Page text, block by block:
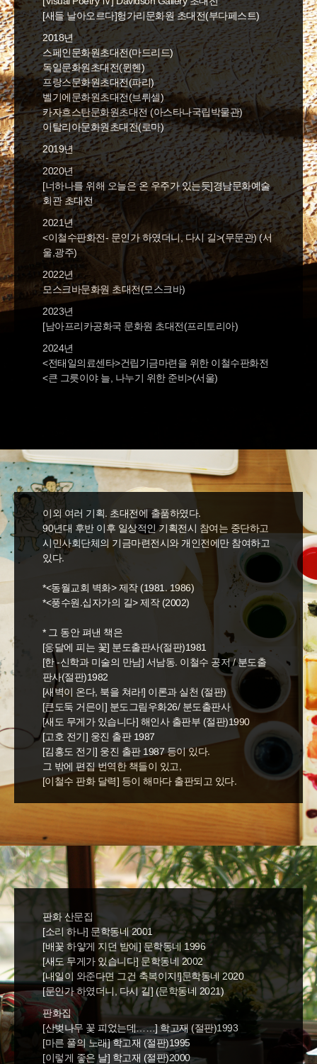
[새들 날아오르다]헝가리문화원 초대전(부다페스트)
2018년
스페인문화원초대전(마드리드)
독일문화원초대전(뮌헨)
프랑스문화원초대전(파리)
벨기에문화원초대전(브뤼셀)
카자흐스탄문화원초대전 (아스타나국립박물관)
이탈리아문화원초대전(로마)
2019년
2020년
[너하나를 위해 오늘은 온 우주가 있는듯]경남문화예술
회관 초대전
2021년
<이철수판화전- 문인가 하였더니, 다시 길>(무문관) (서
울,광주)
2022년
모스크바문화원 초대전(모스크바)
2023년
[남아프리카공화국 문화원 초대전(프리토리아)
2024년
<전태일의료센타>건립기금마련을 위한 이철수판화전
<큰 그릇이야 늘, 나누기 위한 준비>(서울)
이외 여러 기획. 초대전에 출품하였다.
90년대 후반 이후 일상적인 기획전시 참여는 중단하고
시민사회단체의 기금마련전시와 개인전에만 참여하고
있다.
*<동월교회 벽화> 제작 (1981. 1986)
*<풍수원.십자가의 길> 제작 (2002)
* 그 동안 펴낸 책은
[응달에 피는 꽃] 분도출판사(절판)1981
[한 -신학과 미술의 만남] 서남동. 이철수 공저 / 분도출
판사(절판)1982
[새벽이 온다, 북을 쳐라!] 이론과 실천 (절판)
[큰도둑 거믄이] 분도그림우화26/ 분도출판사
[새도 무게가 있습니다] 해인사 출판부 (절판)1990
[고호 전기] 웅진 출판 1987
[김홍도 전기] 웅진 출판 1987 등이 있다.
그 밖에 편집 번역한 책들이 있고,
[이철수 판화 달력] 등이 해마다 출판되고 있다.
판화 산문집
[소리 하나] 문학동네 2001
[배꽃 하얗게 지던 밤에] 문학동네 1996
[새도 무게가 있습니다] 문학동네 2002
[내일이 와준다면 그건 축복이지!]문학동네 2020
[문인가 하였더니, 다시 길] (문학동네 2021)
판화집
[산벚나무 꽃 피었는데……] 학고재 (절판)1993
[마른 풀의 노래] 학고재 (절판)1995
[이렇게 좋은 날] 학고재 (절판)2000